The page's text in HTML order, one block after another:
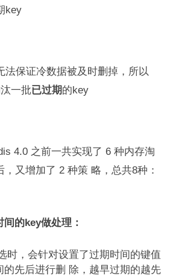
key
法保证冷数据被及时删掉，所以
一批已过期的key
4.0 之前一共实现了 6 种内存淘
又增加了 2 种策 略，总共8种：
的key做处理：
时，会针对设置了过期时间的键值
的先后进行删 除，越早过期的越先